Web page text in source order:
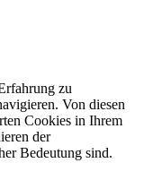
zu
Von diesen
Cookies in Ihrem
der
Bedeutung sind.